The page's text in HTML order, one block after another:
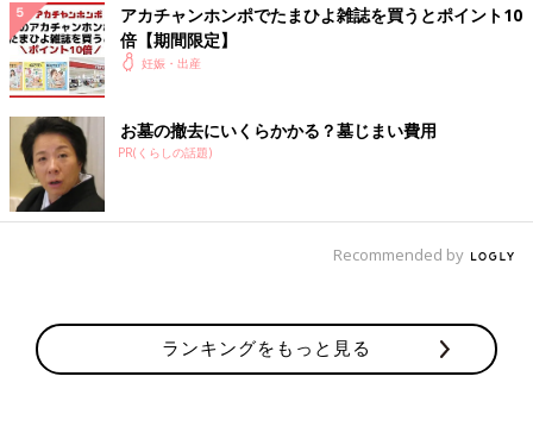
アカチャンホンポでたまひよ雑誌を買うとポイント10
倍【期間限定】
妊娠・出産
お墓の撤去にいくらかかる？墓じまい費用
PR(くらしの話題)
Recommended by
ランキングをもっと見る